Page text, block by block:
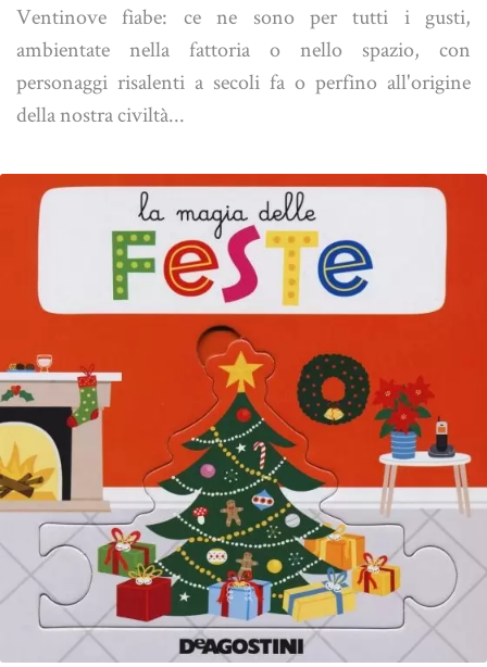
Ventinove fiabe: ce ne sono per tutti i gusti,
ambientate nella fattoria o nello spazio, con
personaggi risalenti a secoli fa o perfino all'origine
della nostra civiltà...